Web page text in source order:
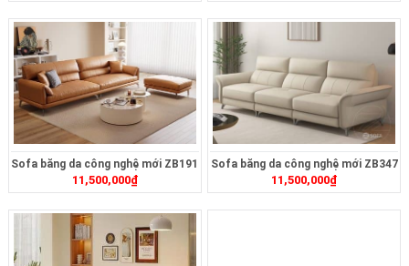
Sofa băng da công nghệ mới ZB191
11,500,000₫
Sofa băng da công nghệ mới ZB347
11,500,000₫